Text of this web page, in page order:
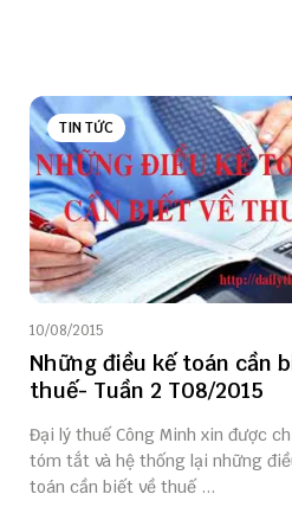
TIN TỨC
10/08/2015
Những điều kế toán cần
thuế- Tuần 2 T08/2015
Đại lý thuế Công Minh xin được
tóm tắt và hệ thống lại những
toán cần biết về thuế ...